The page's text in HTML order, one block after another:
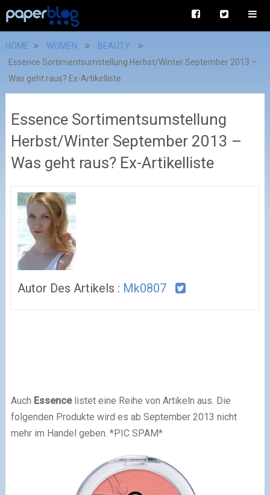
HOME WOMEN
BEAUTY
Essence Sortimentsumstellung Herbst/Winter September 2013 –
Was geht raus? Ex-Artikelliste
Essence Sortimentsumstellung
Herbst/Winter September 2013 –
Was geht raus? Ex-Artikelliste
Autor Des Artikels : Mk0807
Auch Essencelistet eine Reihe von Artikeln aus. Die
folgenden Produkte wird es ab September 2013 nicht
mehr im Handel geben. *PIC SPAM*